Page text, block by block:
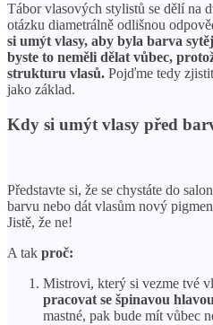
Tábor vlasových stylistů se dělí na
otázku diametrálně odlišnou
si umýt vlasy, aby byla barva
byste to neměli dělat vůbec,
strukturu vlasů. Pojďme tedy
jako základ.
Kdy si umýt vlasy před
Představte si, že se chystáte do
barvu nebo dát vlasům nový
Jistě, že ne!
A tak proč:
Mistrovi, který si vezme tvé
pracovat se špinavou
mastné, pak bude mít vůbec